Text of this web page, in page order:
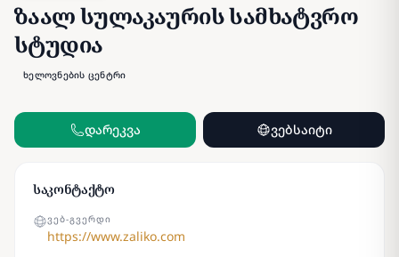
ზაალ სულაკაურის სამხატვრო
სტუდია
ხელოვნების ცენტრი
დარეკვა ვებსაიტი
საკონტაქტო
ᲕᲔᲑ-ᲒᲕᲔᲠᲓᲘ
https://www.zaliko.com